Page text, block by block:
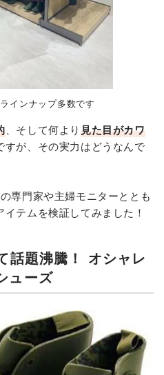
インナップ多数です
、そして何より見た目がカワ
すが、その実力はどうなんで
専門家や主婦モニターととも
テムを検証してみました！
話題沸騰！ オシャレ
ューズ